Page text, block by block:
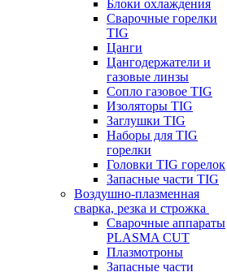
Блоки охлаждения
Сварочные горелки
TIG
Цанги
Цангодержатели и
газовые линзы
Сопло газовое TIG
Изоляторы TIG
Заглушки TIG
Наборы для TIG
горелки
Головки TIG горелок
Запасные части TIG
Воздушно-плазменная
сварка, резка и строжка
Сварочные аппараты
PLASMA CUT
Плазмотроны
Запасные части